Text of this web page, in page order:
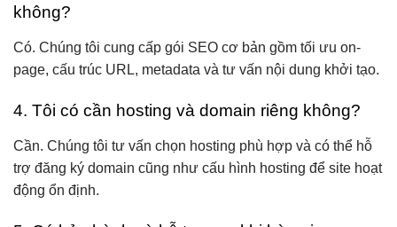
không?
Có. Chúng tôi cung cấp gói SEO cơ bản gồm tối ưu on-
page, cấu trúc URL, metadata và tư vấn nội dung khởi tạo.
4. Tôi có cần hosting và domain riêng không?
Cần. Chúng tôi tư vấn chọn hosting phù hợp và có thể hỗ
trợ đăng ký domain cũng như cấu hình hosting để site hoạt
động ổn định.